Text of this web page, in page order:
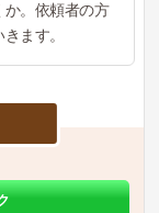
か。依頼者の方
ます。